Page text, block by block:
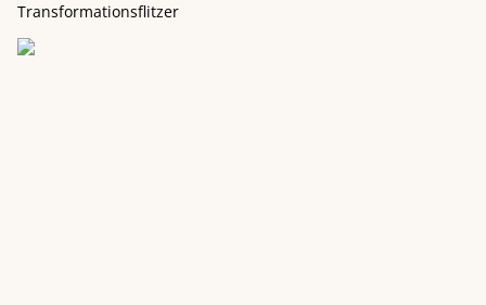
Transformationsflitzer